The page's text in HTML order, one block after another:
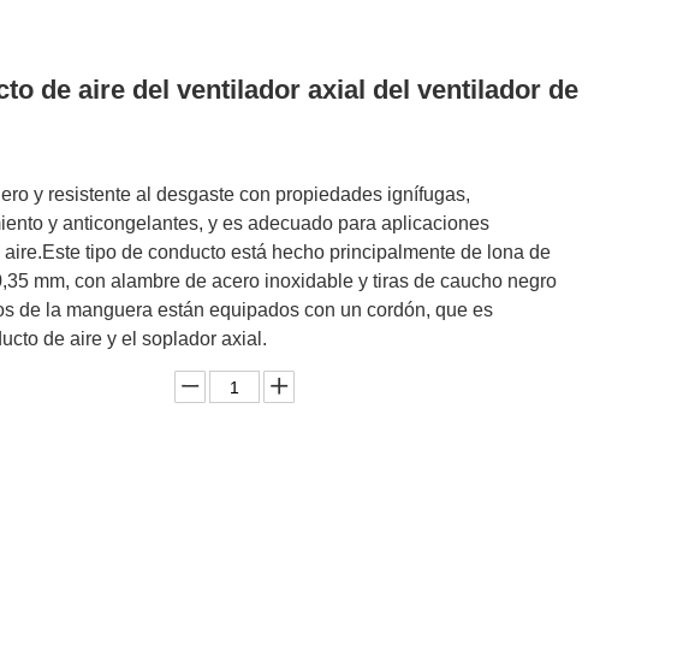
de aire del ventilador axial del ventilador de
y resistente al desgaste con propiedades ignífugas,
y anticongelantes, y es adecuado para aplicaciones
tipo de conducto está hecho principalmente de lona de
mm, con alambre de acero inoxidable y tiras de caucho negro
de la manguera están equipados con un cordón, que es
de aire y el soplador axial.